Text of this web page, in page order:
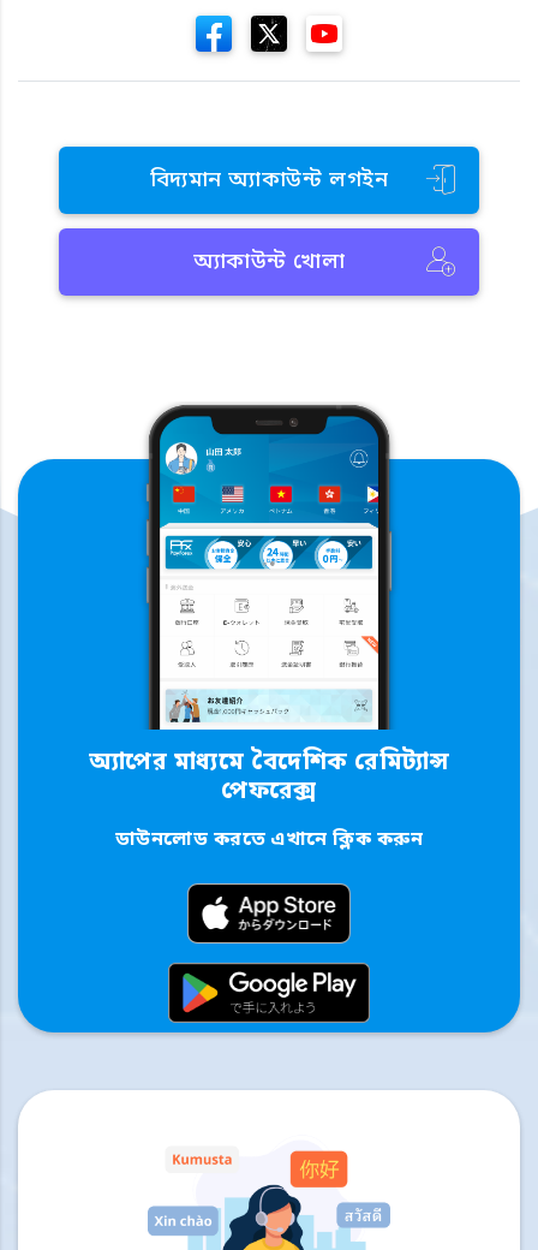
বিদ্যমান অ্যাকাউন্ট লগইন
অ্যাকাউন্ট খোলা
অ্যাপের মাধ্যমে বৈদেশিক রেমিট্যান্স
পেফরেক্স
ডাউনলোড করতে এখানে ক্লিক করুন